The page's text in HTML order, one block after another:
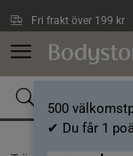
Fri frakt över 199 kr
500
✔ Du får 1